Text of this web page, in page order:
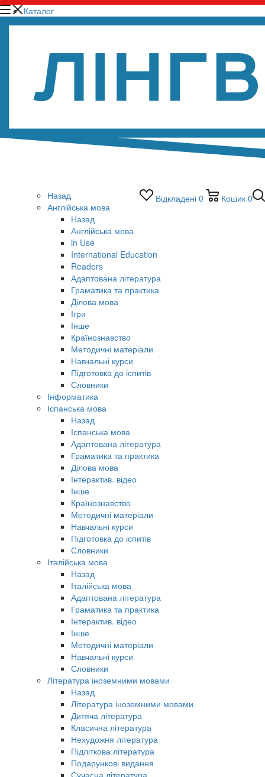
Відкладені 0 Кошик 0
Каталог
Назад
Англійська мова
Назад
Англійська мова
in Use
International Education
Readers
Адаптована література
Граматика та практика
Ділова мова
Ігри
Інше
Країнознавство
Методичні матеріали
Навчальні курси
Підготовка до іспитів
Словники
Інформатика
Іспанська мова
Назад
Іспанська мова
Адаптована література
Граматика та практика
Ділова мова
Інтерактив. відео
Інше
Країнознавство
Методичні матеріали
Навчальні курси
Підготовка до іспитів
Словники
Італійська мова
Назад
Італійська мова
Адаптована література
Граматика та практика
Інтерактив. відео
Інше
Методичні матеріали
Навчальні курси
Словники
Література іноземними мовами
Назад
Література іноземними мовами
Дитяча література
Класична література
Нехудожня література
Підліткова література
Подарункові видання
Сучасна література